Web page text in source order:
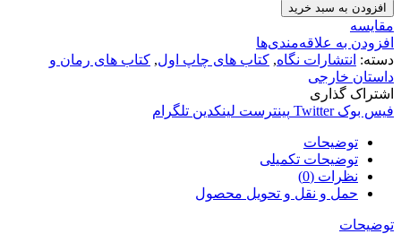
افزودن به سبد خرید
مقایسه
افزودن به علاقه‌مندی‌ها
دسته: انتشارات نگاه, کتاب های چاپ اول, کتاب های رمان و
داستان خارجی
اشتراک گذاری
فیس بوک Twitter پینترست لینکدین تلگرام
توضیحات
توضیحات تکمیلی
نظرات (0)
حمل و نقل و تحویل محصول
توضیحات